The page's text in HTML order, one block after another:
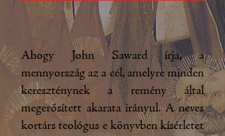
Ahogy John Saward írja, a
mennyország az a cél, amelyre minden
kereszténynek a remény által
megerősített akarata irányul. A neves
kortárs teológus e könyvben kísérletet